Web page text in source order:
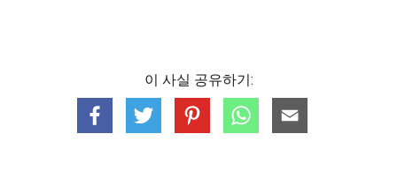
이 사실 공유하기: